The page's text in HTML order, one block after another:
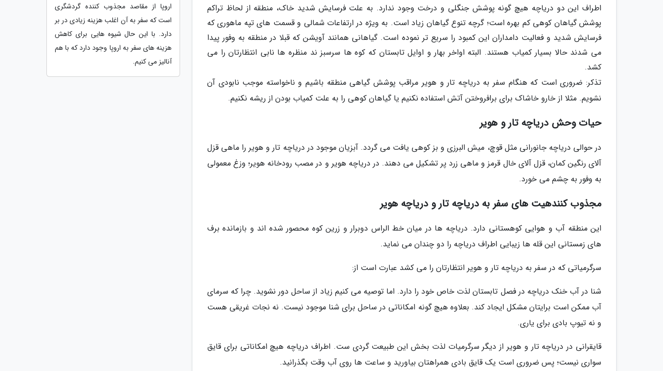
اطراف این دو دریاچه هیچ گونه پوشش جنگلی و درخت وجود ندارد. به علت فرسایش شدید خاک، منطقه از لحاظ تراکم
پوشش گیاهان کوهی کم بهره است؛ گرچه تنوع گیاهان زیاد است. به ویژه در ارتفاعات شمالی و قسمت های تپه ماهوری که
فرسایش شدید و فعالیت دامداران این کمبود را سریع تر نموده است. گیاهانی همانند آویشن که قبلا در منطقه به وفور پیدا
می شدند حالا بسیار کمیاب هستند. البته اواخر بهار و اوایل تابستان که کوه ها سرسبز ند منظره ها نابی انتظارتان را می
کشد.
تذکر: ضروری است که هنگام سفر به دریاچه تار و هویر مراقب پوشش گیاهی منطقه باشیم و ناخواسته موجب نابودی آن
نشویم. مثلا از خارو خاشاک برای برافروختن آتش استفاده نکنیم یا گیاهان کوهی را به علت کمیاب بودن از ریشه نکنیم.
حیات وحش دریاچه تار و هویر
در حوالی دریاچه جانورانی مثل قوچ، میش البرزی و بز کوهی یافت می گردد. آبزیان موجود در دریاچه تار و هویر را ماهی قزل
آلای رنگین کمان، قزل آلای خال قرمز و ماهی زرد پر تشکیل می دهند. در دریاچه هویر و در مصب رودخانه هویر؛ وزغ معمولی
به وفور به چشم می خورد.
مجذوب کنندهیت های سفر به دریاچه تار و دریاچه هویر
این منطقه آب و هوایی کوهستانی دارد. دریاچه ها در میان خط الراس دوبرار و زرین کوه محصور شده اند و بازمانده برف
های زمستانی این قله ها زیبایی اطراف دریاچه را دو چندان می نماید.
سرگرمیاتی که در سفر به دریاچه تار و هویر انتظارتان را می کشد عبارت است از:
شنا در آب خنک دریاچه در فصل تابستان لذت خاص خود را دارد. اما توصیه می کنیم زیاد از ساحل دور نشوید. چرا که سرمای
آب ممکن است برایتان مشکل ایجاد کند. بعلاوه هیچ گونه امکاناتی در ساحل برای شنا موجود نیست. نه نجات غریقی هست
و نه تیوپ بادی برای یاری.
قایقرانی در دریاچه تار و هویر از دیگر سرگرمیات لذت بخش این طبیعت گردی ست. اطراف دریاچه هیچ امکاناتی برای قایق
سواری نیست؛ پس ضروری است یک قایق بادی همراهتان بیاورید و ساعت ها روی آب وقت بگذرانید.
اروپا از مقاصد مجذوب کننده گردشگری
است که سفر به آن اغلب هزینه زیادی در بر
دارد. با این حال شیوه هایی برای کاهش
هزینه های سفر به اروپا وجود دارد که با هم
آنالیز می کنیم.